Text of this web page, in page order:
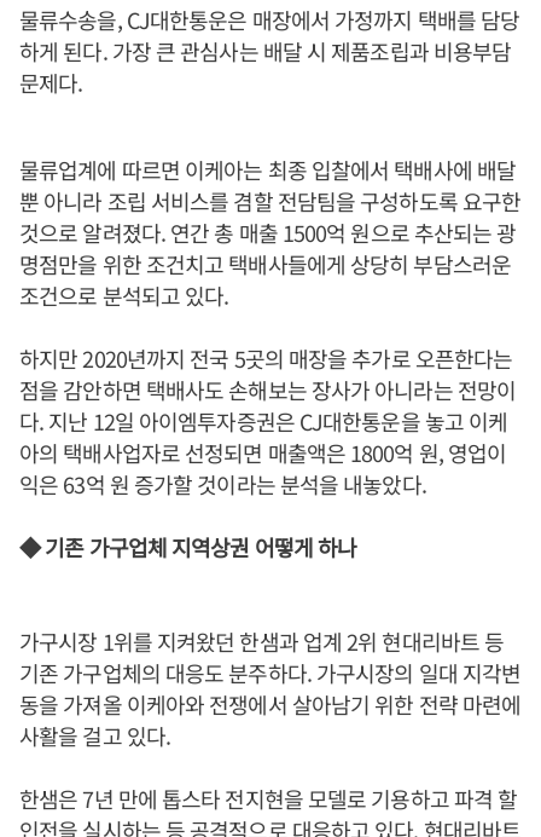
물류수송을, CJ대한통운은 매장에서 가정까지 택배를 담당
하게 된다. 가장 큰 관심사는 배달 시 제품조립과 비용부담
문제다.
물류업계에 따르면 이케아는 최종 입찰에서 택배사에 배달
뿐 아니라 조립 서비스를 겸할 전담팀을 구성하도록 요구한
것으로 알려졌다. 연간 총 매출 1500억 원으로 추산되는 광
명점만을 위한 조건치고 택배사들에게 상당히 부담스러운
조건으로 분석되고 있다.
하지만 2020년까지 전국 5곳의 매장을 추가로 오픈한다는
점을 감안하면 택배사도 손해보는 장사가 아니라는 전망이
다. 지난 12일 아이엠투자증권은 CJ대한통운을 놓고 이케
아의 택배사업자로 선정되면 매출액은 1800억 원, 영업이
익은 63억 원 증가할 것이라는 분석을 내놓았다.
◆ 기존 가구업체 지역상권 어떻게 하나
가구시장 1위를 지켜왔던 한샘과 업계 2위 현대리바트 등
기존 가구업체의 대응도 분주하다. 가구시장의 일대 지각변
동을 가져올 이케아와 전쟁에서 살아남기 위한 전략 마련에
사활을 걸고 있다.
한샘은 7년 만에 톱스타 전지현을 모델로 기용하고 파격 할
인전을 실시하는 등 공격적으로 대응하고 있다. 현대리바트